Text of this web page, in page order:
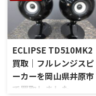
がら査定いたしました。 買取
商品：McIntosh C712 メーカ
ー：McIntosh / マッキントッ
伴いKORGのテープエコー
「SE-500 Stage Echo」を出張
買取させていただきました。
今回のお品物は、前オーナー
様が大切に保管されていたヴ
ィンテージのテープエコーで、
ご家族様より「価値があるも
のか分からないので、処分する
前に見てほしい」とご相談い
ECLIPSE TD510MK2
買取｜フルレンジスピ
ーカーを岡山県井原市
で買取しました